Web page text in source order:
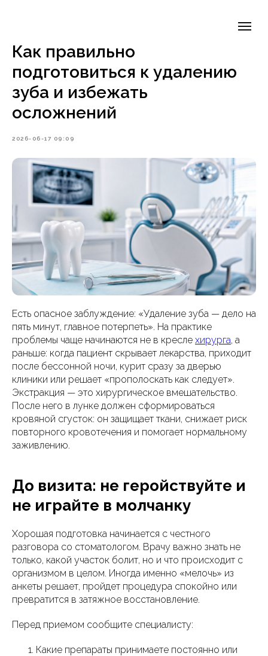
Как правильно
подготовиться к удалению
зуба и избежать
осложнений
2026-06-17 09:09
Есть опасное заблуждение: «Удаление зуба — дело на
пять минут, главное потерпеть». На практике
проблемы чаще начинаются не в кресле хирурга, а
раньше: когда пациент скрывает лекарства, приходит
после бессонной ночи, курит сразу за дверью
клиники или решает «прополоскать как следует».
Экстракция — это хирургическое вмешательство.
После него в лунке должен сформироваться
кровяной сгусток: он защищает ткани, снижает риск
повторного кровотечения и помогает нормальному
заживлению.
До визита: не геройствуйте и
не играйте в молчанку
Хорошая подготовка начинается с честного
разговора со стоматологом. Врачу важно знать не
только, какой участок болит, но и что происходит с
организмом в целом. Иногда именно «мелочь» из
анкеты решает, пройдет процедура спокойно или
превратится в затяжное восстановление.
Перед приемом сообщите специалисту:
Какие препараты принимаете постоянно или